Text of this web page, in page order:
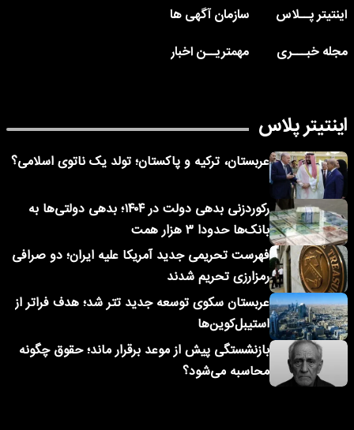
اینتیتر پــلاس
سازمان آگهی ها
مجله خبـــری
مهمتریــن اخبار
اینتیتر پلاس
عربستان، ترکیه و پاکستان؛ تولد یک ناتوی اسلامی؟
رکوردزنی بدهی دولت در ۱۴۰۴؛ بدهی دولتی‌ها به
بانک‌ها حدودا ۳ هزار همت
فهرست تحریمی جدید آمریکا علیه ایران؛ دو صرافی
رمزارزی تحریم شدند
عربستان سکوی توسعه جدید تتر شد؛ هدف فراتر از
استیبل‌کوین‌ها
بازنشستگی پیش از موعد برقرار ماند؛ حقوق چگونه
محاسبه می‌شود؟